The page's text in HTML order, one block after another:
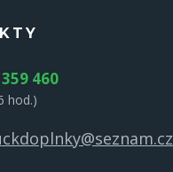
460
hod.)